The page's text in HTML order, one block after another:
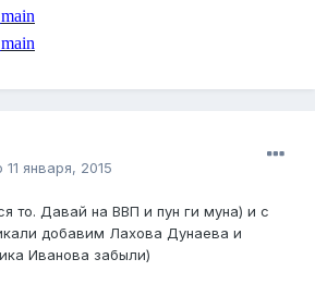
11 января, 2015
то. Давай на ВВП и пун ги муна) и с
добавим Лахова Дунаева и
Иванова забыли)